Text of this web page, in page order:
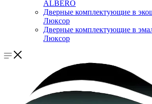
ALBERO
Дверные комплектующие в
Люксор
Дверные комплектующие в
Люксор